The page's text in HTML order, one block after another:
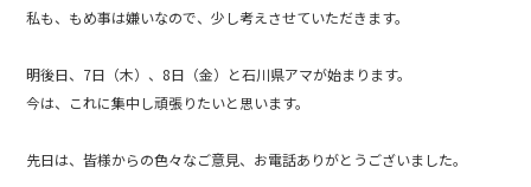
私も、もめ事は嫌いなので、少し考えさせていただきます。
明後日、7日（木）、8日（金）と石川県アマが始まります。
今は、これに集中し頑張りたいと思います。
先日は、皆様からの色々なご意見、お電話ありがとうございました。